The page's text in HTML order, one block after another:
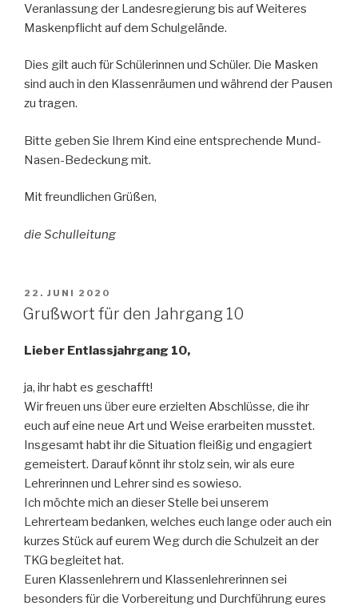
Veranlassung der Landesregierung bis auf Weiteres
Maskenpflicht auf dem Schulgelände.
Dies gilt auch für Schülerinnen und Schüler. Die Masken
sind auch in den Klassenräumen und während der Pausen
zu tragen.
Bitte geben Sie Ihrem Kind eine entsprechende Mund-
Nasen-Bedeckung mit.
Mit freundlichen Grüßen,
die Schulleitung
VERÖFFENTLICHT
AM
22. JUNI 2020
Grußwort für den Jahrgang 10
Lieber Entlassjahrgang 10,
ja, ihr habt es geschafft!
Wir freuen uns über eure erzielten Abschlüsse, die ihr
euch auf eine neue Art und Weise erarbeiten musstet.
Insgesamt habt ihr die Situation fleißig und engagiert
gemeistert. Darauf könnt ihr stolz sein, wir als eure
Lehrerinnen und Lehrer sind es sowieso.
Ich möchte mich an dieser Stelle bei unserem
Lehrerteam bedanken, welches euch lange oder auch ein
kurzes Stück auf eurem Weg durch die Schulzeit an der
TKG begleitet hat.
Euren Klassenlehrern und Klassenlehrerinnen sei
besonders für die Vorbereitung und Durchführung eures